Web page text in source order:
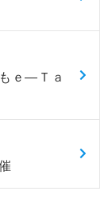
ｅ―Ｔａ